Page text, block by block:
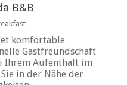
B&B
komfortable
Gastfreundschaft
Ihrem Aufenthalt im
in der Nähe der